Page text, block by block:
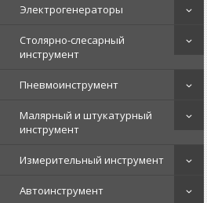
Электрогенераторы
Столярно-слесарный
инструмент
Пневмоинструмент
Малярный и штукатурный
инструмент
Измерительный инструмент
Автоинструмент